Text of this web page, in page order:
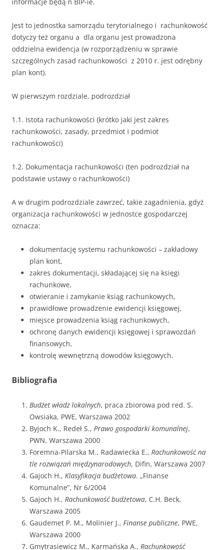
Jest to jednostka samorządu terytorialnego i rachunkowość
dotyczy też organu a dla organu jest prowadzona
oddzielna ewidencja (w rozporządzeniu w sprawie
szczególnych zasad rachunkowości z 2010 r. jest odrębny
plan kont).
W pierwszym rozdziale, podrozdział
1.1. Istota rachunkowości (krótko jaki jest zakres
rachunkowości, zasady, przedmiot i podmiot
rachunkowości)
1.2. Dokumentacja rachunkowości (ten podrozdział na
podstawie ustawy o rachunkowości)
A w drugim podrozdziale zawrzeć, takie zagadnienia, gdyż
organizacja rachunkowości w jednostce gospodarczej
oznacza:
dokumentację systemu rachunkowości – zakładowy
plan kont,
zakres dokumentacji, składającej się na księgi
rachunkowe,
otwieranie i zamykanie ksiąg rachunkowych,
prawidłowe prowadzenie ewidencji księgowej,
miejsce prowadzenia ksiąg rachunkowych,
ochronę danych ewidencji księgowej i sprawozdań
finansowych,
kontrolę wewnętrzną dowodów księgowych.
Bibliografia
Budżet władz lokalnych, praca zbiorowa pod red. S.
Owsiaka, PWE, Warszawa 2002
Byjoch K., Redeł S., Prawo gospodarki komunalnej,
PWN, Warszawa 2000
Foremna-Pilarska M., Radawiecka E., Rachunkowość na
tle rozwiązań międzynarodowych, Difin, Warszawa 2007
Gajoch H., Klasyfikacja budżetowa. „Finanse
Komunalne”, Nr 6/2004
Gajoch H., Rachunkowość budżetowa, C.H. Beck,
Warszawa 2005
Gaudemet P. M., Molinier J., Finanse publiczne, PWE,
Warszawa 2000
Gmytrasiewicz M., Karmańska A., Rachunkowość